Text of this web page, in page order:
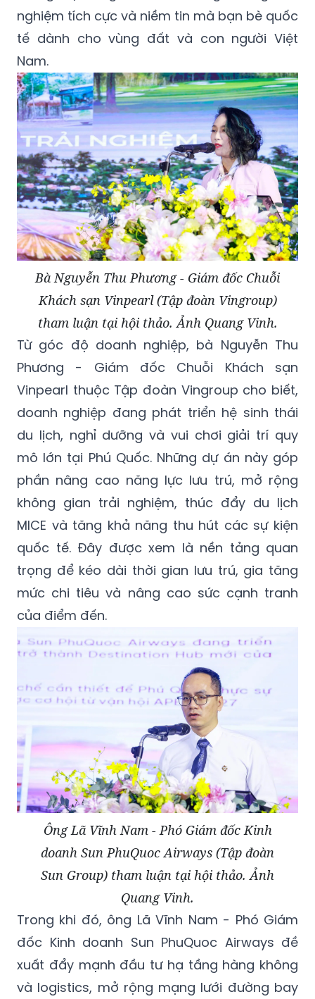
nghiệm tích cực và niềm tin mà bạn bè quốc
tế dành cho vùng đất và con người Việt
Nam.
Bà Nguyễn Thu Phương - Giám đốc Chuỗi
Khách sạn Vinpearl (Tập đoàn Vingroup)
tham luận tại hội thảo. Ảnh Quang Vinh.
Từ góc độ doanh nghiệp, bà Nguyễn Thu
Phương - Giám đốc Chuỗi Khách sạn
Vinpearl thuộc Tập đoàn Vingroup cho biết,
doanh nghiệp đang phát triển hệ sinh thái
du lịch, nghỉ dưỡng và vui chơi giải trí quy
mô lớn tại Phú Quốc. Những dự án này góp
phần nâng cao năng lực lưu trú, mở rộng
không gian trải nghiệm, thúc đẩy du lịch
MICE và tăng khả năng thu hút các sự kiện
quốc tế. Đây được xem là nền tảng quan
trọng để kéo dài thời gian lưu trú, gia tăng
mức chi tiêu và nâng cao sức cạnh tranh
của điểm đến.
Ông Lã Vĩnh Nam - Phó Giám đốc Kinh
doanh Sun PhuQuoc Airways (Tập đoàn
Sun Group) tham luận tại hội thảo. Ảnh
Quang Vinh.
Trong khi đó, ông Lã Vĩnh Nam - Phó Giám
đốc Kinh doanh Sun PhuQuoc Airways đề
xuất đẩy mạnh đầu tư hạ tầng hàng không
và logistics, mở rộng mạng lưới đường bay